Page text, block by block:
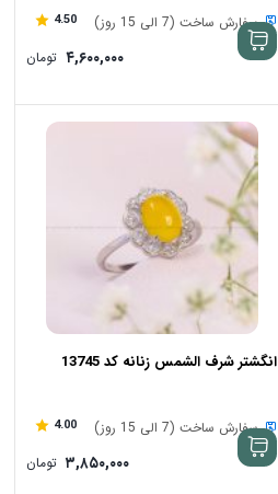
سفارش ساخت (7 الی 15 روز) 4.50
۴,۶۰۰,۰۰۰ تومان
انگشتر شرف الشمس زنانه کد 13745
سفارش ساخت (7 الی 15 روز) 4.00
۳,۸۵۰,۰۰۰ تومان